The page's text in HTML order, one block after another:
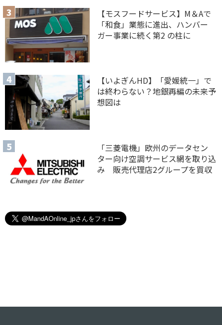
【モスフードサービス】M＆Aで
「和食」業態に進出、ハンバー
ガー事業に続く第2 の柱に
【いよぎんHD】「愛媛統一」で
は終わらない？地銀再編の未来予
想図は
「三菱電機」欧州のデータセン
ター向け空調サービス網を取り込
み 販売代理店2グループを買収